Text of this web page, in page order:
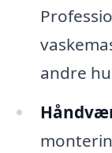
andre